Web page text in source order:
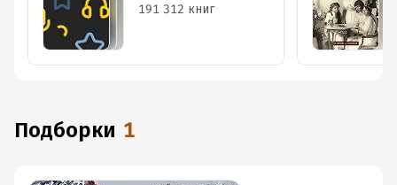
191 312 книг
Подборки 1